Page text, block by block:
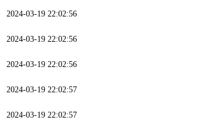
2024-03-19 22:02:56
2024-03-19 22:02:56
2024-03-19 22:02:56
2024-03-19 22:02:57
2024-03-19 22:02:57